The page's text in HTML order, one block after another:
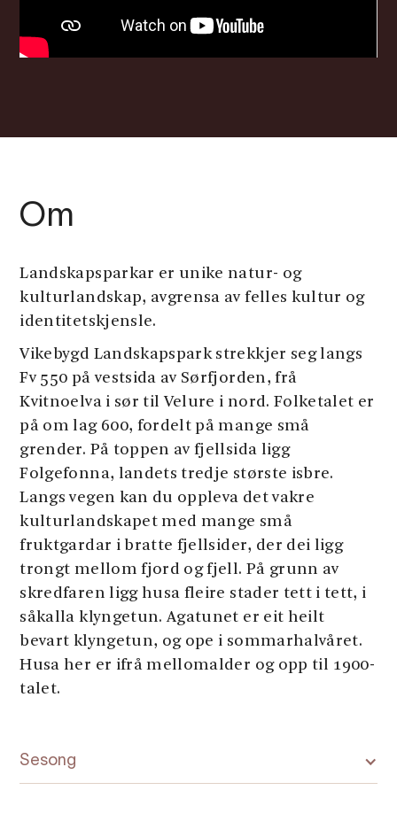
Om
Landskapsparkar er unike natur- og
kulturlandskap, avgrensa av felles kultur og
identitetskjensle.
Vikebygd Landskapspark strekkjer seg langs
Fv 550 på vestsida av Sørfjorden, frå
Kvitnoelva i sør til Velure i nord. Folketalet er
på om lag 600, fordelt på mange små
grender. På toppen av fjellsida ligg
Folgefonna, landets tredje største isbre.
Langs vegen kan du oppleva det vakre
kulturlandskapet med mange små
fruktgardar i bratte fjellsider, der dei ligg
trongt mellom fjord og fjell. På grunn av
skredfaren ligg husa fleire stader tett i tett, i
såkalla klyngetun. Agatunet er eit heilt
bevart klyngetun, og ope i sommarhalvåret.
Husa her er ifrå mellomalder og opp til 1900-
talet.
Sesong